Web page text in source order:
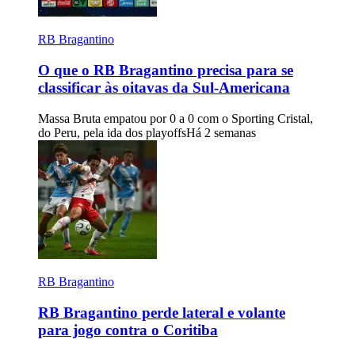
RB Bragantino
O que o RB Bragantino precisa para se
classificar às oitavas da Sul-Americana
Massa Bruta empatou por 0 a 0 com o Sporting Cristal,
do Peru, pela ida dos playoffsHá 2 semanas
RB Bragantino
RB Bragantino perde lateral e volante
para jogo contra o Coritiba